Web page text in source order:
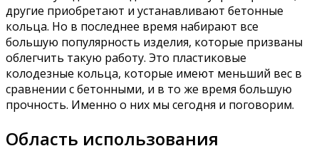
другие приобретают и устанавливают бетонные
кольца. Но в последнее время набирают все
большую популярность изделия, которые призваны
облегчить такую работу. Это пластиковые
колодезные кольца, которые имеют меньший вес в
сравнении с бетонными, и в то же время большую
прочность. Именно о них мы сегодня и поговорим.
Область использования